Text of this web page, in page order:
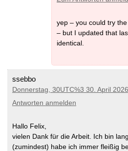
yep – you could try
– but I updated that
identical.
ssebbo
Donnerstag, 30UTC%3 30. April
Antworten anmelden
Hallo Felix,
vielen Dank für die Arbeit. Ich bin
(zumindest) habe ich immer fleißig